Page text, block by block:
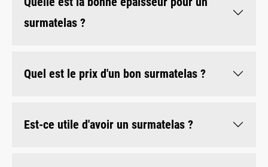
surmatelas ?
Quel est le prix d'un bon surmatelas ?
Est-ce utile d'avoir un surmatelas ?